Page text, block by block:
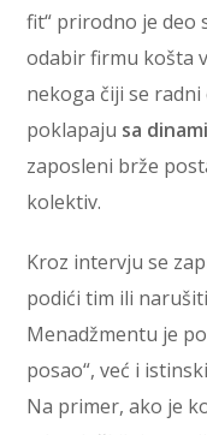
fit“ prirodno je deo
odabir firmu košta
nekoga čiji se
poklapaju sa
zaposleni brže
kolektiv.
Kroz intervju se
podići tim ili
Menadžmentu je
posao“, već i
Na primer, ako je